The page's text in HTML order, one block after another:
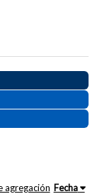
agregación Fecha